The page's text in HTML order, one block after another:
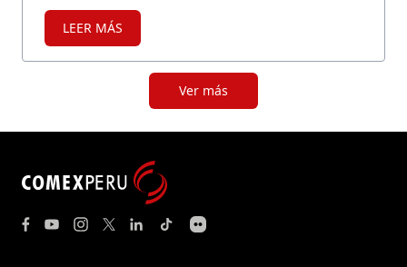
LEER MÁS
Ver más